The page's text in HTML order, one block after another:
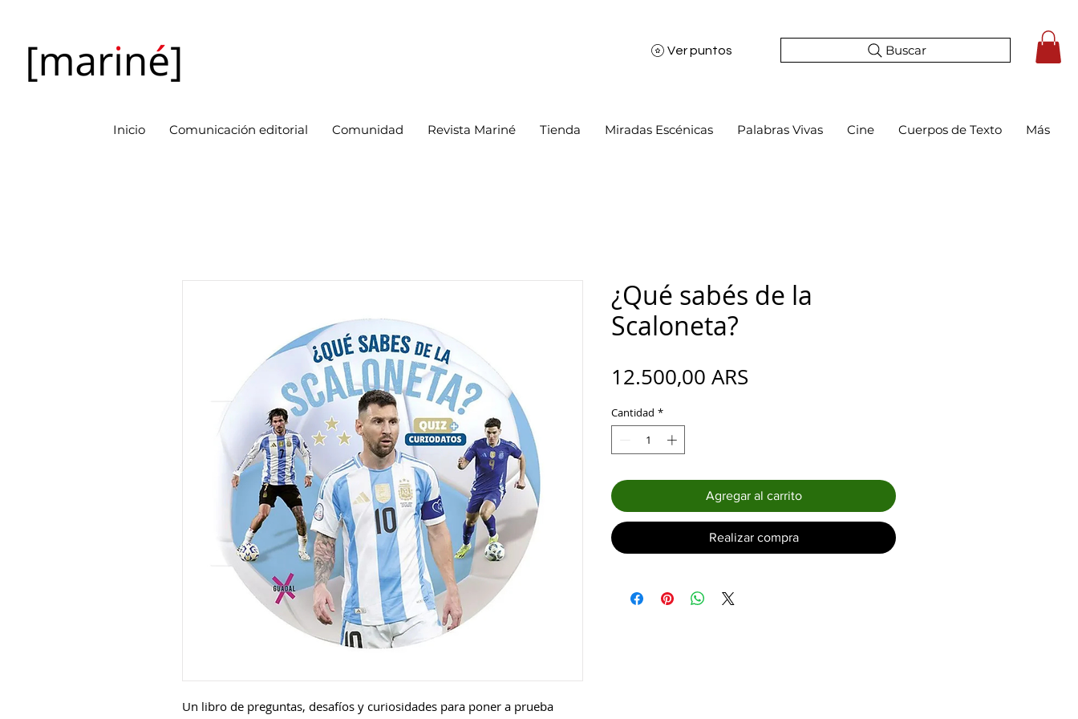
Ver puntos Buscar
Inicio Comunicación editorial Comunidad Revista Mariné Tienda Miradas Escénicas Palabras Vivas Cine Cuerpos de Texto Más
Un libro de preguntas, desafíos y curiosidades para poner a prueba
¿Qué sabés de la
Scaloneta?
12.500,00 ARS
Cantidad *
Agregar al carrito
Realizar compra